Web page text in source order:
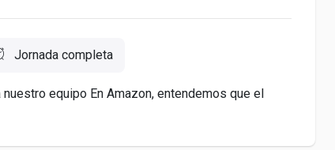
Jornada completa
equipo En Amazon, entendemos que el